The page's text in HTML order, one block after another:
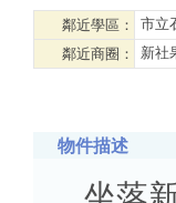
鄰近學區：
市立
鄰近商圈：
新社
物件描述